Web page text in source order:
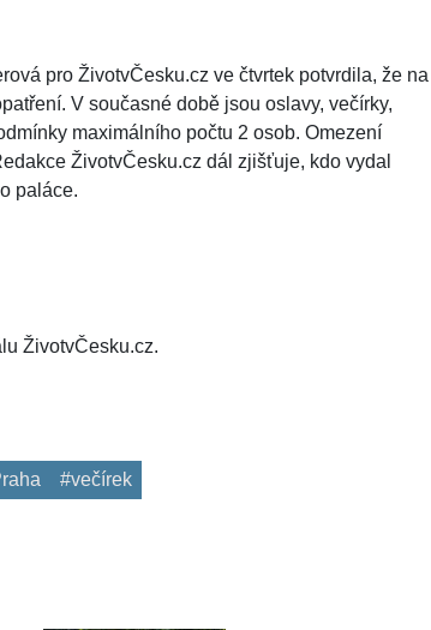
pro ŽivotvČesku.cz ve čtvrtek potvrdila, že na
V současné době jsou oslavy, večírky,
maximálního počtu 2 osob. Omezení
ŽivotvČesku.cz dál zjišťuje, kdo vydal
paláce.
ŽivotvČesku.cz.
#večírek